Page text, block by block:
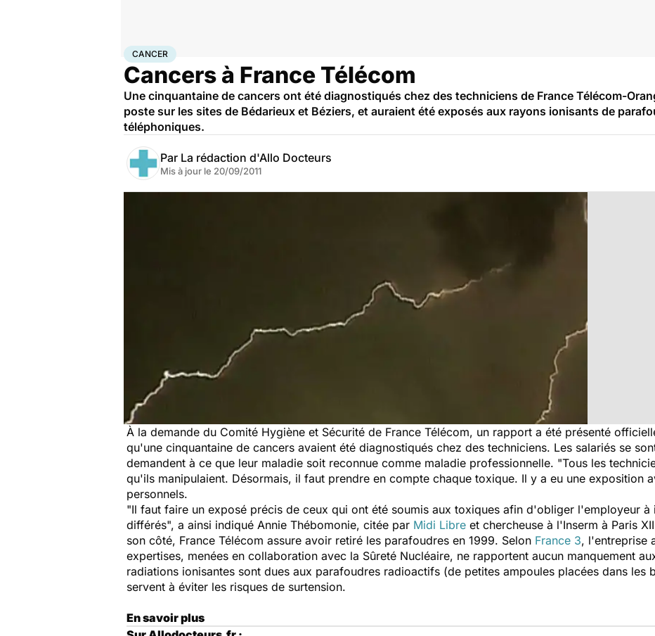
AccueilSanté
CANCER
Cancers à France Télécom
Une cinquantaine de cancers ont été diagnostiqués chez des techniciens de France Télécom-
poste sur les sites de Bédarieux et Béziers, et auraient été exposés aux rayons ionisants de
téléphoniques.
Par La rédaction d'Allo Docteurs
Mis à jour le 20/09/2011
À la demande du Comité Hygiène et Sécurité de France Télécom, un rapport a été présenté
qu'une cinquantaine de cancers avaient été diagnostiqués chez des techniciens. Les salariés se
demandent à ce que leur maladie soit reconnue comme maladie professionnelle. "Tous les
qu'ils manipulaient. Désormais, il faut prendre en compte chaque toxique. Il y a eu une exposition
personnels.
"Il faut faire un exposé précis de ceux qui ont été soumis aux toxiques afin d'obliger l'employeur
différés", a ainsi indiqué Annie Thébomonie, citée par Midi Libre et chercheuse à l'Inserm à Paris
son côté, France Télécom assure avoir retiré les parafoudres en 1999. Selon France 3, l'entreprise
expertises, menées en collaboration avec la Sûreté Nucléaire, ne rapportent aucun manquement
radiations ionisantes sont dues aux parafoudres radioactifs (de petites ampoules placées dans les
servent à éviter les risques de surtension.
En savoir plus